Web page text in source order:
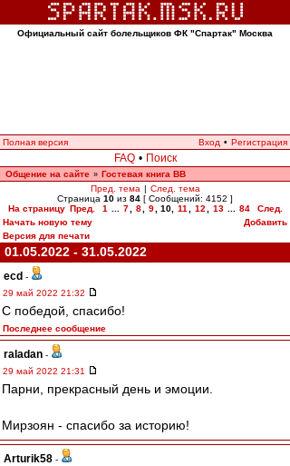
Официальный сайт болельщиков ФК "Спартак" Москва
Полная версия Вход • Регистрация
FAQ • Поиск
Общение на сайте » Гостевая книга ВВ
Пред. тема | След. тема
Страница 10 из 84 [ Сообщений: 4152 ]
На страницу Пред. 1 7 8 9 10, 11 12 13 84
След.
Начать новую тему
Добавить
Версия для печати
01.05.2022 - 31.05.2022
ecd -
29 май 2022 21:32
С победой, спасибо!
Последнее сообщение
raladan -
29 май 2022 21:31
Парни, прекрасный день и эмоции.
Мирзоян - спасибо за историю!
Arturik58 -